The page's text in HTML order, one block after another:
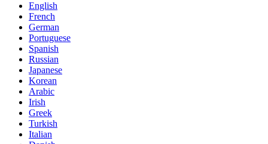
English
French
German
Portuguese
Spanish
Russian
Japanese
Korean
Arabic
Irish
Greek
Turkish
Italian